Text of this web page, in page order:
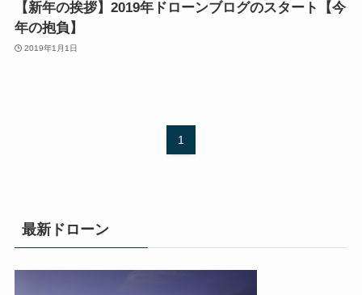
【新年の挨拶】2019年ドローンブログのスタート【今
年の抱負】
2019年1月1日
1
最新ドローン